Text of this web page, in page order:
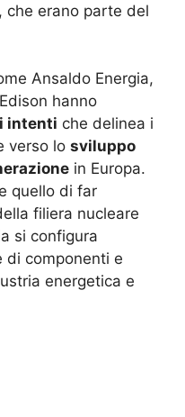
erano parte del
Ansaldo Energia,
hanno
intenti che delinea i
verso lo sviluppo
in Europa.
quello di far
filiera nucleare
si configura
di componenti e
energetica e